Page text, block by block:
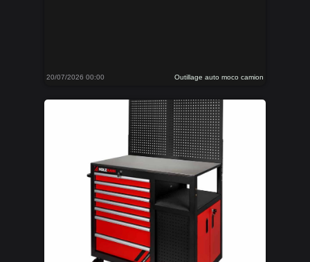
20/07/2026 00:00 Outillage auto moco camion